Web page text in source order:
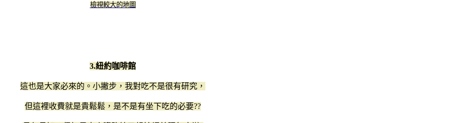
檢視較大的地圖
3.紐約咖啡館
這也是大家必來的。小撇步，我對吃不是很有研究，
但這裡收費就是貴鬆鬆，是不是有坐下吃的必要??